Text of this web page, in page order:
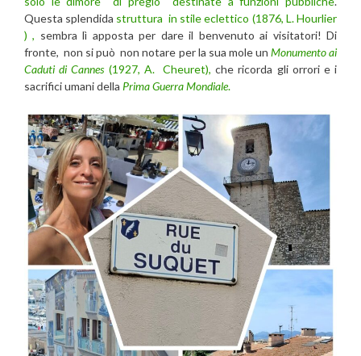
Questa splendida struttura in stile eclettico (1876, L. Hourlier
) , sembra lì apposta per dare il benvenuto ai visitatori! Di
fronte, non si può non notare per la sua mole un Monumento ai
Caduti di Cannes(1927, A. Cheuret), che ricorda gli orrori e i
sacrifici umani della Prima Guerra Mondiale.